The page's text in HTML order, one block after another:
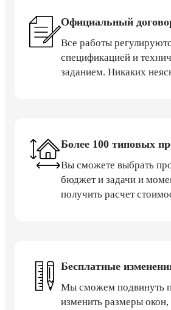
Официальный
Все работы
спецификацией и
заданием. Никаких
Более 100 типовых
Вы сможете выбрать
бюджет и задачи и
получить расчет
Бесплатные
Мы сможем подвинуть
изменить размеры окон,